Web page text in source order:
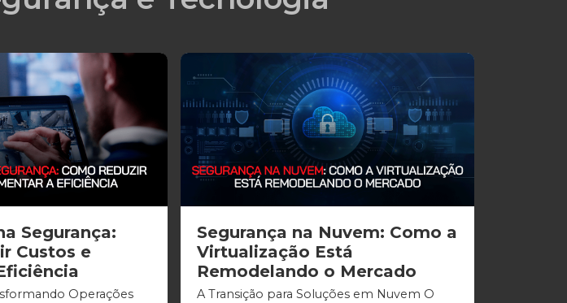
Segurança:
Custos e
Operações
Segurança na Nuvem: Como a
Virtualização Está
Remodelando o Mercado
A Transição para Soluções em Nuvem O